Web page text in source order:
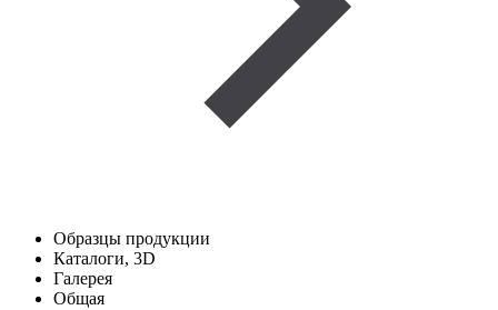
Образцы продукции
Каталоги, 3D
Галерея
Общая